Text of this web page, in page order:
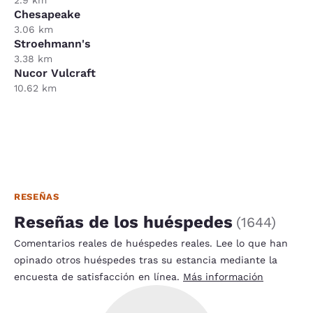
Chesapeake
3.06 km
Stroehmann's
3.38 km
Nucor Vulcraft
10.62 km
RESEÑAS
Reseñas de los huéspedes (1644)
Comentarios reales de huéspedes reales. Lee lo que han
opinado otros huéspedes tras su estancia mediante la
encuesta de satisfacción en línea. Más información